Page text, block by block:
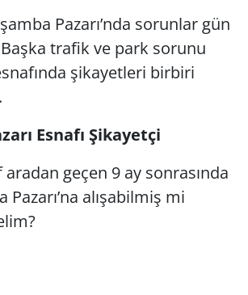
Pazarı’nda sorunlar gün
trafik ve park sorunu
şikayetleri birbiri
Esnafı Şikayetçi
aradan geçen 9 ay sonrasında
alışabilmiş mi